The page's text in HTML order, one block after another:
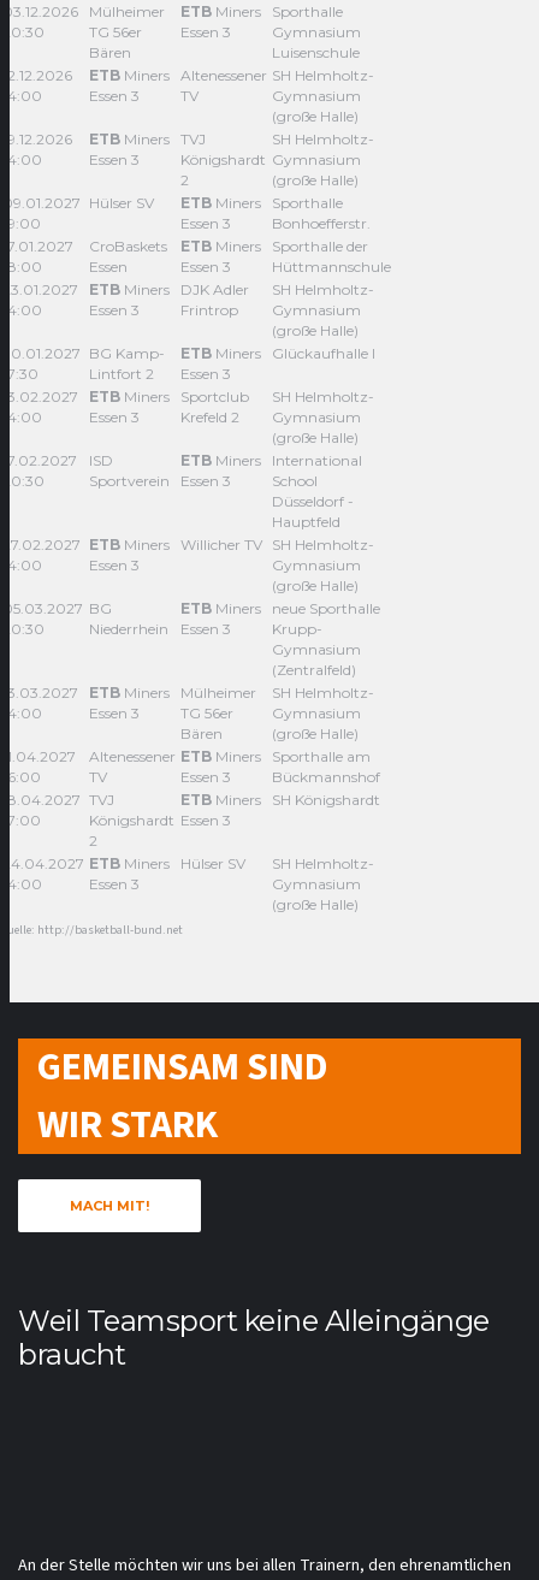
03.12.2026
20:30
Mülheimer
TG 56er
Bären
ETBMiners
Essen 3
Sporthalle
Gymnasium
Luisenschule
12.12.2026
14:00
ETBMiners
Essen 3
Altenessener
TV
SH Helmholtz-
Gymnasium
(große Halle)
19.12.2026
14:00
ETBMiners
Essen 3
TVJ
Königshardt
2
SH Helmholtz-
Gymnasium
(große Halle)
09.01.2027
19:00
Hülser SV ETBMiners
Essen 3
Sporthalle
Bonhoefferstr.
17.01.2027
18:00
CroBaskets
Essen
ETBMiners
Essen 3
Sporthalle der
Hüttmannschule
23.01.2027
14:00
ETBMiners
Essen 3
DJK Adler
Frintrop
SH Helmholtz-
Gymnasium
(große Halle)
30.01.2027
17:30
BG Kamp-
Lintfort 2
ETBMiners
Essen 3
Glückaufhalle I
13.02.2027
14:00
ETBMiners
Essen 3
Sportclub
Krefeld 2
SH Helmholtz-
Gymnasium
(große Halle)
17.02.2027
20:30
ISD
Sportverein
ETBMiners
Essen 3
International
School
Düsseldorf -
Hauptfeld
27.02.2027
14:00
ETBMiners
Essen 3
Willicher TV
SH Helmholtz-
Gymnasium
(große Halle)
05.03.2027
20:30
BG
Niederrhein
ETBMiners
Essen 3
neue Sporthalle
Krupp-
Gymnasium
(Zentralfeld)
13.03.2027
14:00
ETBMiners
Essen 3
Mülheimer
TG 56er
Bären
SH Helmholtz-
Gymnasium
(große Halle)
11.04.2027
16:00
Altenessener
TV
ETBMiners
Essen 3
Sporthalle am
Bückmannshof
18.04.2027
17:00
TVJ
Königshardt
2
ETBMiners
Essen 3
SH Königshardt
24.04.2027
14:00
ETBMiners
Essen 3
Hülser SV
SH Helmholtz-
Gymnasium
(große Halle)
Quelle: http://basketball-bund.net
GEMEINSAM SIND
WIR STARK
MACH MIT!
Weil Teamsport keine Alleingänge
braucht
An der Stelle möchten wir uns bei allen Trainern, den ehrenamtlichen